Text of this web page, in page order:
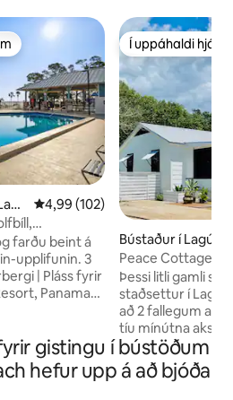
4,99 af 5 í meðaleinkunn, 102
4,99 (102)
farðu beint á
upplifunin. 3
| Pláss fyrir
Panama
gesti Venture
Í uppáhaldi hjá
Í uppáhaldi hjá
Bústaður í
Peace Cottage
Þessi litli gamli
staðsettur í
að 2 fallegum
tíu mínútna
nýtískulegum
strandbústaður
friðsæll. Skimuð
gistingu í bústöðum
hefur upp á að bjóða